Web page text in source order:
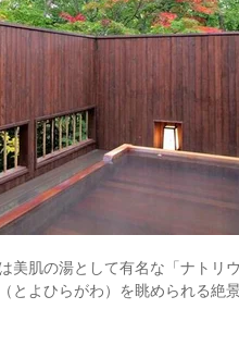
美肌の湯として有名な「ナトリ
とよひらがわ）を眺められる絶